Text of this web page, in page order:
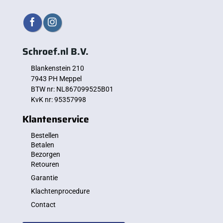
Schroef.nl B.V.
Blankenstein 210
7943 PH Meppel
BTW nr: NL867099525B01
KvK nr: 95357998
Klantenservice
Bestellen
Betalen
Bezorgen
Retouren
Garantie
Klachtenprocedure
Contact